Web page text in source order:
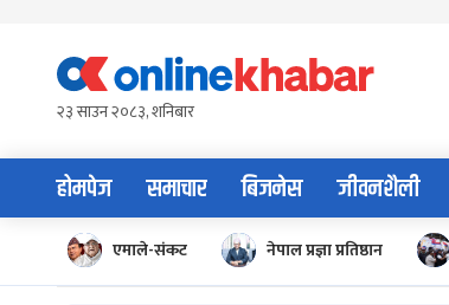
content२३ साउन २०८३, शनिबार
होमपेज समाचार बिजनेस जीवनशैली
एमाले-संकट नेपाल प्रज्ञा प्रतिष्ठान